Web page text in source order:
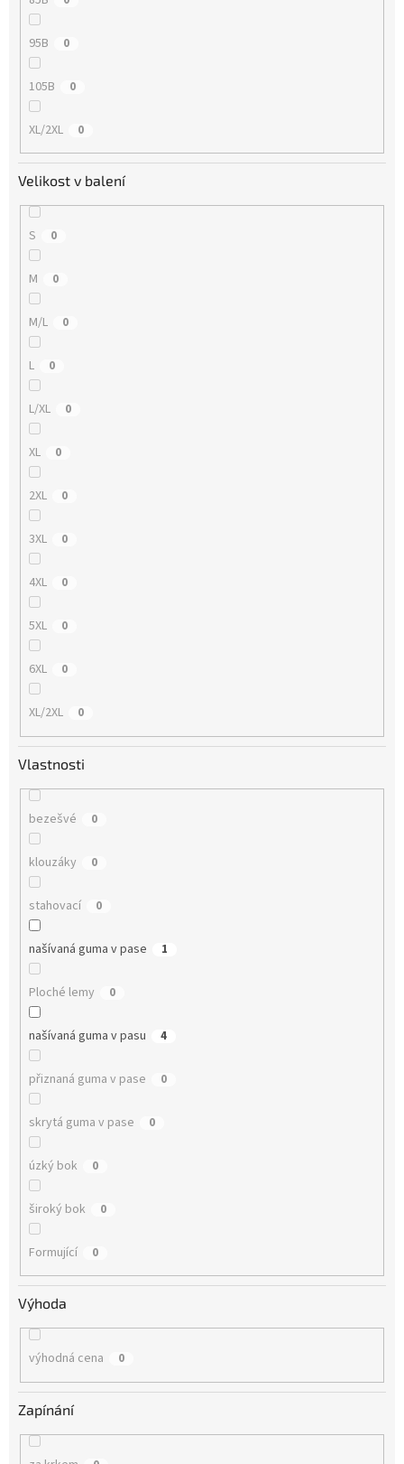
95B 0
105B 0
XL/2XL 0
Velikost v balení
S 0
M 0
M/L 0
L 0
L/XL 0
XL 0
2XL 0
3XL 0
4XL 0
5XL 0
6XL 0
XL/2XL 0
Vlastnosti
bezešvé 0
klouzáky 0
stahovací 0
našívaná guma v pase 1
Ploché lemy 0
našívaná guma v pasu 4
přiznaná guma v pase 0
skrytá guma v pase 0
úzký bok 0
široký bok 0
Formující 0
Výhoda
výhodná cena 0
Zapínání